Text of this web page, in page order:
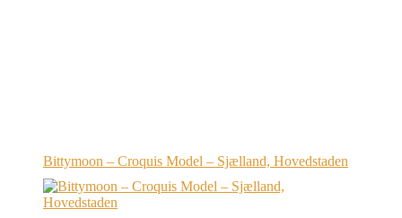
Bittymoon – Croquis Model – Sjælland, Hovedstaden